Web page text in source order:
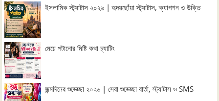
ইসলামিক স্ট্যাটাস ২০২৬ | হৃদয়ছোঁয়া স্ট্যাটাস, ক্যাপশন ও উক্তি
মেয়ে পটানোর মিষ্টি কথা চ্যাটিং
জন্মদিনের শুভেচ্ছা ২০২৬ | সেরা শুভেচ্ছা বার্তা, স্ট্যাটাস ও SMS